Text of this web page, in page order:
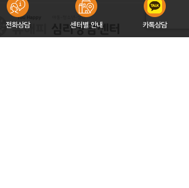
전화상담 센터별 안내 카톡상담